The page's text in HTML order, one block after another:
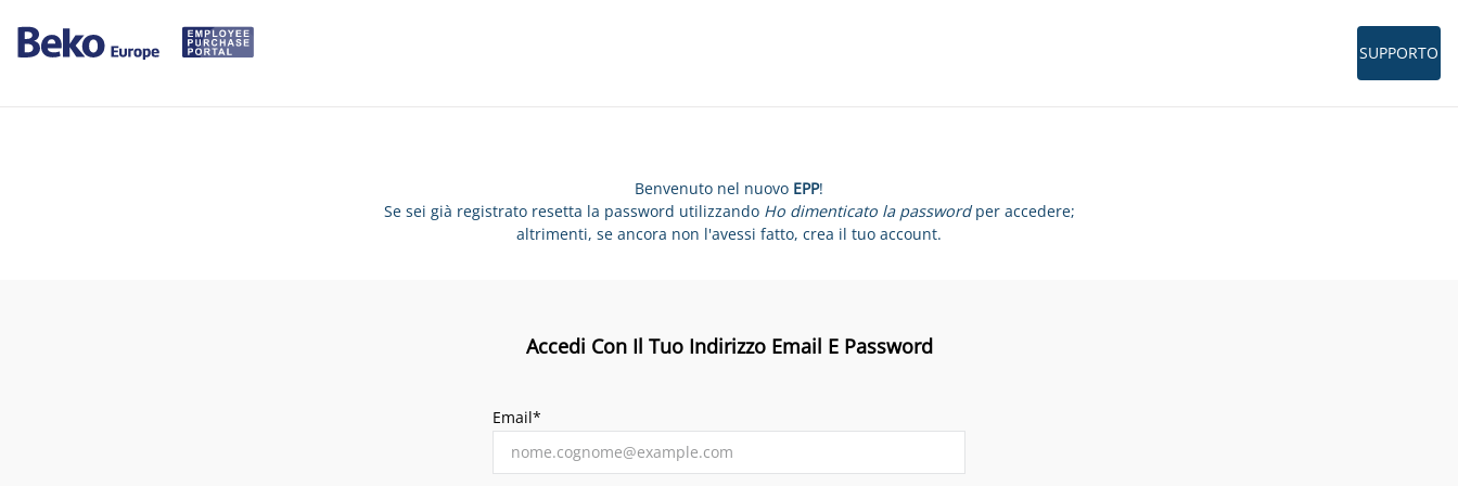
SUPPORTO
Benvenuto nel nuovo EPP!
Se sei già registrato resetta la password utilizzando Ho dimenticato la passwordper accedere;
altrimenti, se ancora non l'avessi fatto, crea il tuo account.
Accedi Con Il Tuo Indirizzo Email E Password
Email*